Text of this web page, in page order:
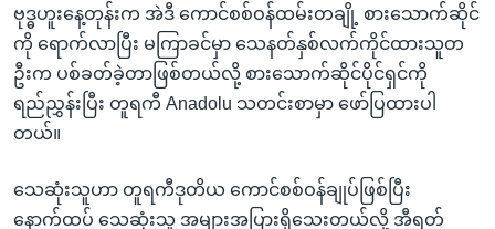
ရန်
ဗုဒ္ဓဟူးနေ့တုန်းက အဲဒီ ကောင်စစ်ဝန်ထမ်းတချို့ စားသောက်ဆိုင်
ကို ရောက်လာပြီး မကြာခင်မှာ သေနတ်နှစ်လက်ကိုင်ထားသူတ
ဦးက ပစ်ခတ်ခဲ့တာဖြစ်တယ်လို့ စားသောက်ဆိုင်ပိုင်ရှင်ကို
ရည်ညွှန်းပြီး တူရကီ Anadolu သတင်းစာမှာ ဖော်ပြထားပါ
တယ်။
သေဆုံးသူဟာ တူရကီဒုတိယ ကောင်စစ်ဝန်ချုပ်ဖြစ်ပြီး
နောက်ထပ် သေဆုံးသူ အများအပြားရှိသေးတယ်လို့ အီရတ်